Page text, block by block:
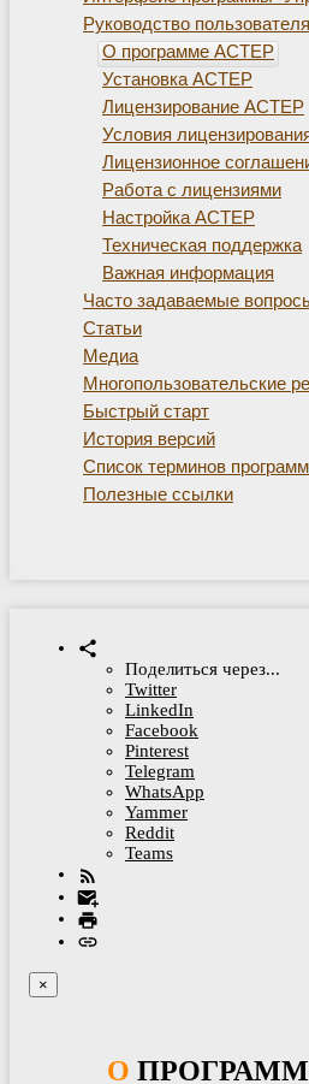
Руководство
О программе АСТЕР
Установка АСТЕР
Лицензирование АСТЕР
Условия
Лицензионное
Работа с лицензиями
Настройка АСТЕР
Техническая поддержка
Важная информация
Часто задаваемые
Статьи
Медиа
Многопользовательские
Быстрый старт
История версий
Список терминов
Полезные ссылки
Поделиться через...
Twitter
LinkedIn
Facebook
Pinterest
Telegram
WhatsApp
Yammer
Reddit
Teams
×
О